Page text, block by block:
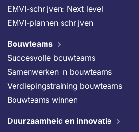
EMVI-schrijven: Next level
EMVI-plannen schrijven
Bouwteams
Succesvolle bouwteams
Samenwerken in bouwteams
Verdiepingstraining bouwteams
Bouwteams winnen
Duurzaamheid en innovatie